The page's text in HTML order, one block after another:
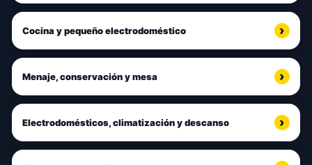
Cocina y pequeño electrodoméstico
Menaje, conservación y mesa
Electrodomésticos, climatización y descanso